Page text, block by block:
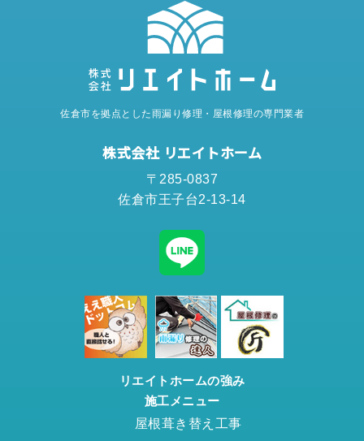
佐倉市を拠点とした雨漏り修理・屋根修理の専門業者
株式会社 リエイトホーム
〒285-0837
佐倉市王子台2-13-14
リエイトホームの強み
施工メニュー
屋根葺き替え工事